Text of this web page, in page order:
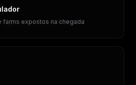
farms expostos na chegada